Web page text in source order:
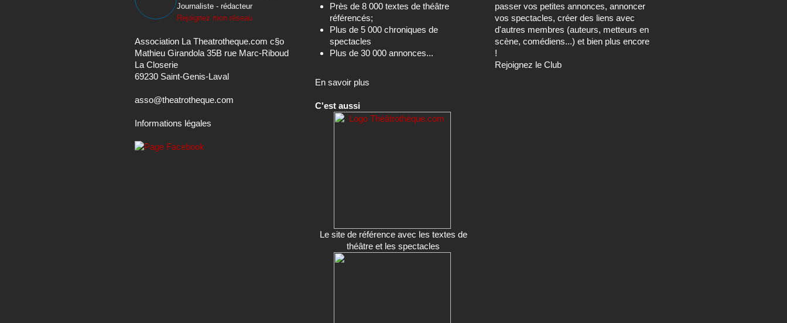
Journaliste - rédacteur
Rejoignez mon réseau
Association La Theatrotheque.com c§o
Mathieu Girandola 35B rue Marc-Riboud
La Closerie
69230 Saint-Genis-Laval
asso@theatrotheque.com
Informations légales
Près de 8 000 textes de théâtre
référencés;
Plus de 5 000 chroniques de
spectacles
Plus de 30 000 annonces...
En savoir plus
C'est aussi
Le site de référence avec les textes de
théâtre et les spectacles
passer vos petites annonces, annoncer
vos spectacles, créer des liens avec
d'autres membres (auteurs, metteurs en
scène, comédiens...) et bien plus encore
!
Rejoignez le Club